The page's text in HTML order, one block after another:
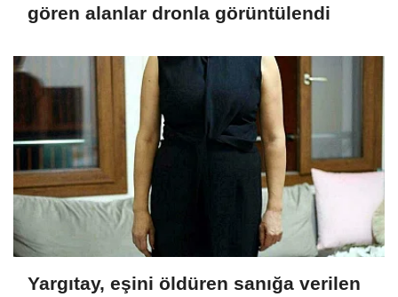
gören alanlar dronla görüntülendi
Yargıtay, eşini öldüren sanığa verilen